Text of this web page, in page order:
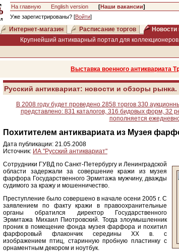
На главную English version [Наши вакансии]
Уже зарегистрированы? [Войти]
Интернет-магазин Расписание торгов
Крупнейший антикварный портал для
Выставка военного антиквариата
Русский антиквариат: новости и обзоры рынка.
В 2008 году будет проведено 2858 торгов 330
представлено: 831 каталогов, 316 бидовых форм, 32
пополняется
Похитителем антиквариата из Музея
Дата публикации: 21.05.2008
Источник: ИА "Русский антиквариат"
Сотрудники ГУВД по Санкт-Петербургу и Ленинградской
области задержали за совершение кражи из музея
фарфора Государственного Эрмитажа мужчину, дважды
судимого за кражу и мошенничество.
Преступление было совершено в начале осени 2005 г. С
заявлением по факту кражи в правоохранительные
органы обратился директор Государственного
Эрмитажа Михаил Пиотровский. Тогда злоумышленник
проник в помещение фонда музея фарфора и похитил
фарфоровый флакончик середины XX в. с
изображением птиц, старинную пробную пластинку с
орнаментным декором и ноутбук.